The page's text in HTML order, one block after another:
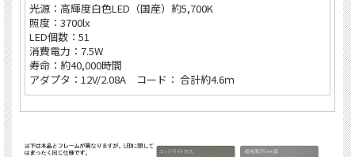
光源：高輝度白色LED（国産）約5,700K
照度：3700lx
LED個数：51
消費電力：7.5W
寿命：約40,000時間
アダプタ：12V/2.08A コード： 合計約4.6ｍ